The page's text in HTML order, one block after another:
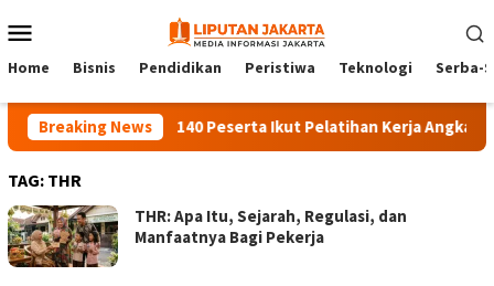
to
Menu
Home Bisnis Pendidikan Peristiwa Teknologi Serba-
Breaking News 140 Peserta Ikut Pelatihan Kerja Angkatan 1
TAG: THR
THR: Apa Itu, Sejarah, Regulasi, dan
Manfaatnya Bagi Pekerja